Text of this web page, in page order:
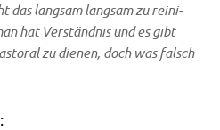
das lang­sam lang­sam zu rei­ni­
hat Ver­ständ­nis und es gibt
zu die­nen, doch was falsch